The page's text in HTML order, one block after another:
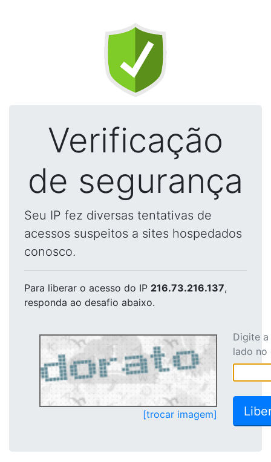
Verificação
de segurança
Seu IP fez diversas tentativas de
acessos suspeitos a sites hospedados
conosco.
Para liberar o acesso do IP 216.73.216.137,
responda ao desafio abaixo.
[trocar imagem]
Digite
lado no